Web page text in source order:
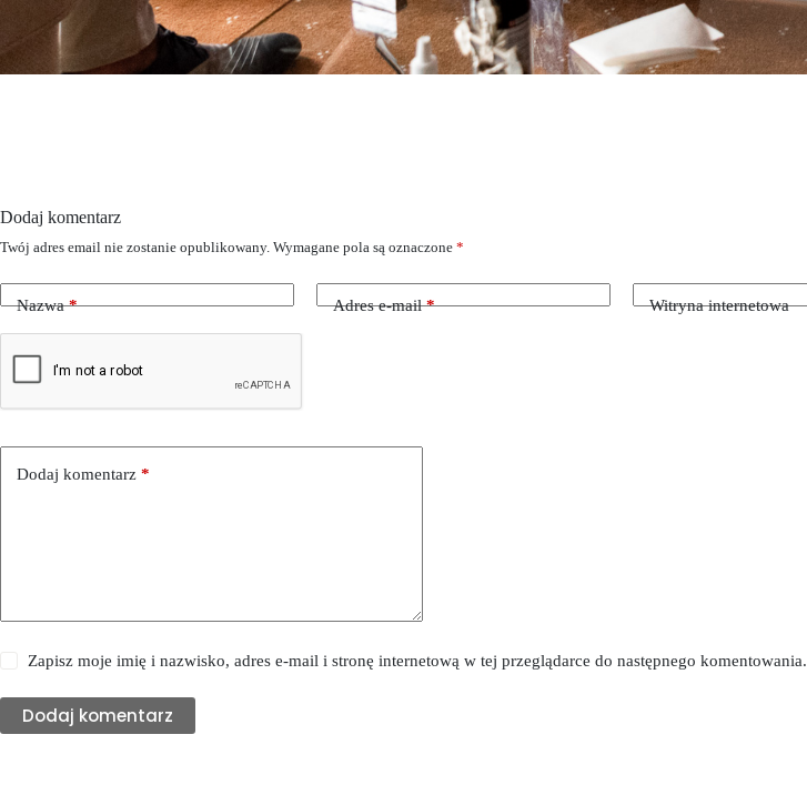
Dodaj komentarz
Twój adres email nie zostanie opublikowany. Wymagane pola są oznaczone *
Nazwa* Adres e-mail* Witryna internetowa
Dodaj komentarz *
Zapisz moje imię i nazwisko, adres e-mail i stronę internetową w tej przeglądarce do następnego komentowania.
Dodaj komentarz